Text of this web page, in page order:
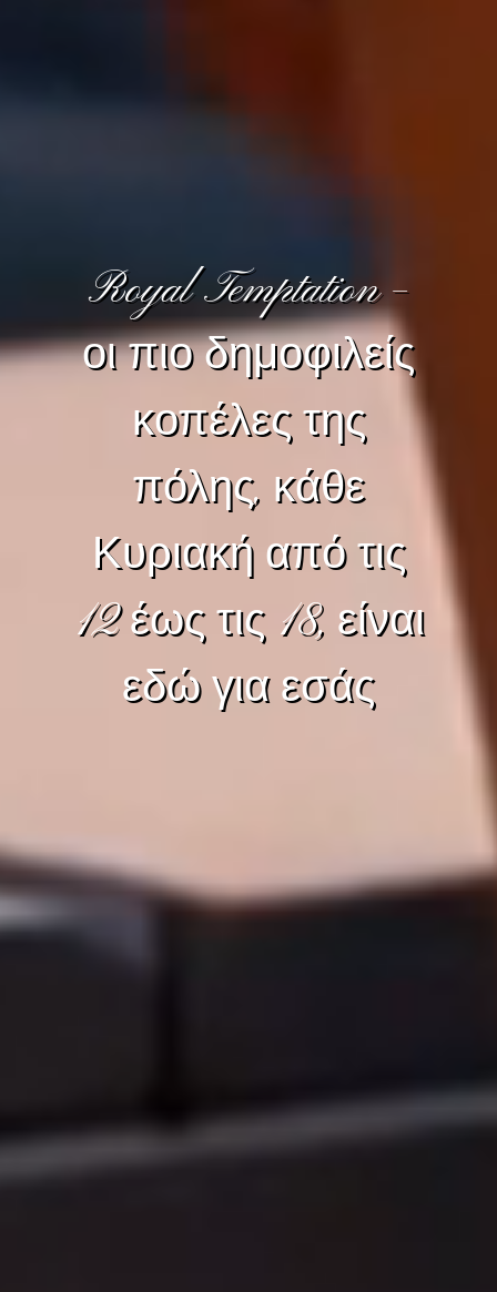
Royal Temptation –
οι πιο δημοφιλείς
κοπέλες της
πόλης, κάθε
Κυριακή από τις
12 έως τις 18, είναι
εδώ για εσάς